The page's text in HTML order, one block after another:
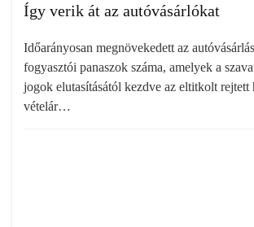
Így verik át az autóvásárlókat
Időarányosan megnövekedett az
fogyasztói panaszok száma, amelyek a
jogok elutasításától kezdve az eltitkolt rejtett
vételár…